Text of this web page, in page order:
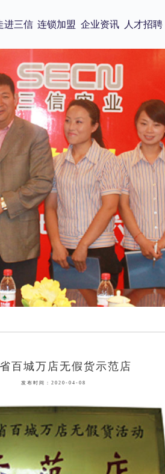
进三信 连锁加盟 企业资讯 人才招聘
百城万店无假货示范店
发布时间：2020-04-08